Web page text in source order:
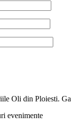
Oli din Ploiesti.
evenimente